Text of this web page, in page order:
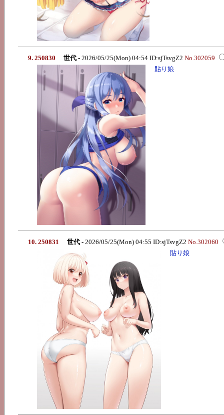
9. 250830 世代 - 2026/05/25(Mon) 04:54 ID:sjTsvgZ2 No.302059
貼り娘
10. 250831 世代 - 2026/05/25(Mon) 04:55 ID:sjTsvgZ2 No.302060
貼り娘